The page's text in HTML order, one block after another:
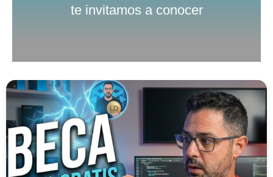
te invitamos a conocer